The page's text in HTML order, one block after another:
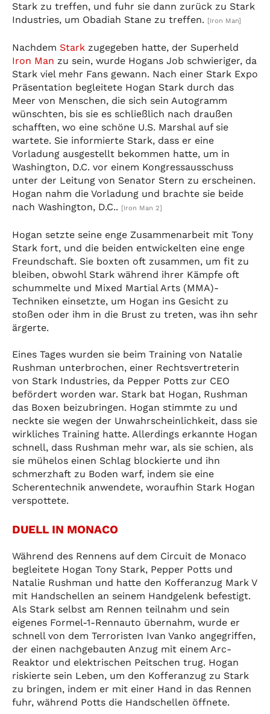
Stark zu treffen, und fuhr sie dann zurück zu Stark
Industries, um Obadiah Stane zu treffen. [Iron Man]
Nachdem Stark zugegeben hatte, der Superheld
Iron Man zu sein, wurde Hogans Job schwieriger, da
Stark viel mehr Fans gewann. Nach einer Stark Expo
Präsentation begleitete Hogan Stark durch das
Meer von Menschen, die sich sein Autogramm
wünschten, bis sie es schließlich nach draußen
schafften, wo eine schöne U.S. Marshal auf sie
wartete. Sie informierte Stark, dass er eine
Vorladung ausgestellt bekommen hatte, um in
Washington, D.C. vor einem Kongressausschuss
unter der Leitung von Senator Stern zu erscheinen.
Hogan nahm die Vorladung und brachte sie beide
nach Washington, D.C.. [Iron Man 2]
Hogan setzte seine enge Zusammenarbeit mit Tony
Stark fort, und die beiden entwickelten eine enge
Freundschaft. Sie boxten oft zusammen, um fit zu
bleiben, obwohl Stark während ihrer Kämpfe oft
schummelte und Mixed Martial Arts (MMA)-
Techniken einsetzte, um Hogan ins Gesicht zu
stoßen oder ihm in die Brust zu treten, was ihn sehr
ärgerte.
Eines Tages wurden sie beim Training von Natalie
Rushman unterbrochen, einer Rechtsvertreterin
von Stark Industries, da Pepper Potts zur CEO
befördert worden war. Stark bat Hogan, Rushman
das Boxen beizubringen. Hogan stimmte zu und
neckte sie wegen der Unwahrscheinlichkeit, dass sie
wirkliches Training hatte. Allerdings erkannte Hogan
schnell, dass Rushman mehr war, als sie schien, als
sie mühelos einen Schlag blockierte und ihn
schmerzhaft zu Boden warf, indem sie eine
Scherentechnik anwendete, woraufhin Stark Hogan
verspottete.
DUELL IN MONACO
Während des Rennens auf dem Circuit de Monaco
begleitete Hogan Tony Stark, Pepper Potts und
Natalie Rushman und hatte den Kofferanzug Mark V
mit Handschellen an seinem Handgelenk befestigt.
Als Stark selbst am Rennen teilnahm und sein
eigenes Formel-1-Rennauto übernahm, wurde er
schnell von dem Terroristen Ivan Vanko angegriffen,
der einen nachgebauten Anzug mit einem Arc-
Reaktor und elektrischen Peitschen trug. Hogan
riskierte sein Leben, um den Kofferanzug zu Stark
zu bringen, indem er mit einer Hand in das Rennen
fuhr, während Potts die Handschellen öffnete.